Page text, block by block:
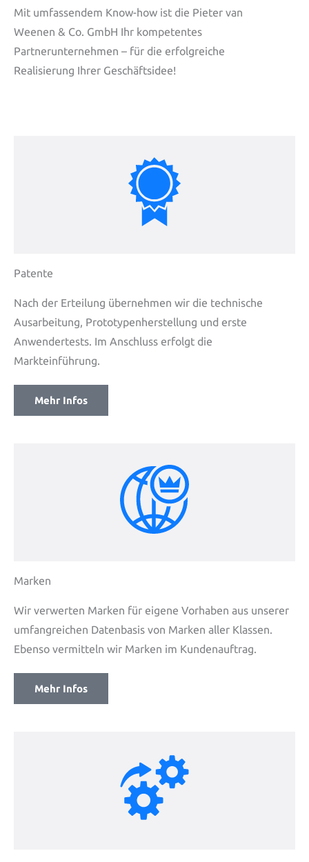
Mit umfassendem Know-how ist die Pieter van
Weenen & Co. GmbH Ihr kompetentes
Partnerunternehmen – für die erfolgreiche
Realisierung Ihrer Geschäftsidee!
Patente
Nach der Erteilung übernehmen wir die technische
Ausarbeitung, Prototypenherstellung und erste
Anwendertests. Im Anschluss erfolgt die
Markteinführung.
Mehr Infos
Marken
Wir verwerten Marken für eigene Vorhaben aus unserer
umfangreichen Datenbasis von Marken aller Klassen.
Ebenso vermitteln wir Marken im Kundenauftrag.
Mehr Infos